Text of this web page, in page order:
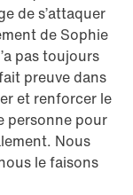
de s’attaquer
de Sophie
pas toujours
preuve dans
et renforcer le
personne pour
Nous
le faisons